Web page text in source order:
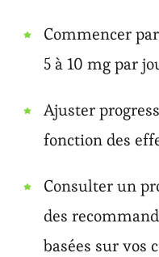
Commencer
5 à 10 mg par
Ajuster
fonction des
Consulter un
des
basées sur vos